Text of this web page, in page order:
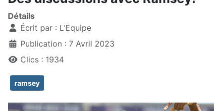
Détails
Écrit par : L'Equipe
Publication : 7 Avril 2023
Clics : 1934
ramsey